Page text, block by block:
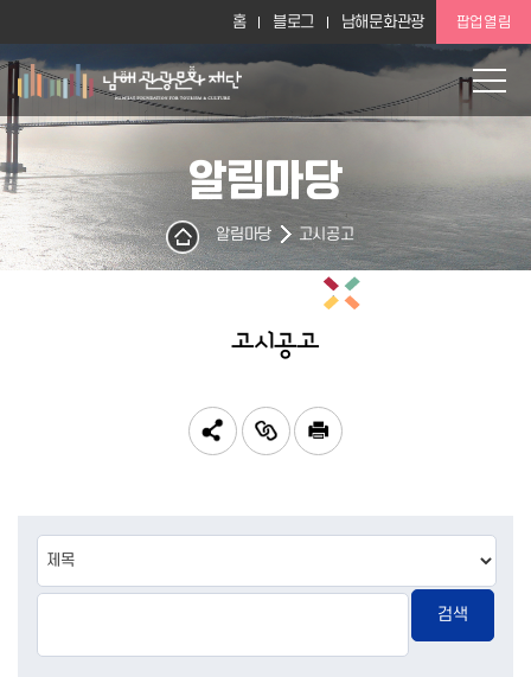
홈 블로그 남해문화관광 팝업열림
알림마당
알림마당 고시공고
고시공고
검색